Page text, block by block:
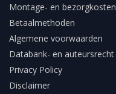
Montage- en bezorgkosten
Betaalmethoden
Algemene voorwaarden
Databank- en auteursrecht
Privacy Policy
Disclaimer